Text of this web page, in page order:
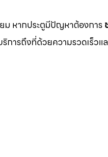
ยม หากประตูมีปัญหาต้องการ
ริการถึงที่ด้วยความรวดเร็วแ